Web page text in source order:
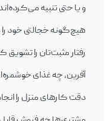
و یا حتی تنبیه
هیچ‌گونه خجالتی خود را
رفتار مثبت‌تان را
آفرین، چه غذای
دقت کارهای منزل را